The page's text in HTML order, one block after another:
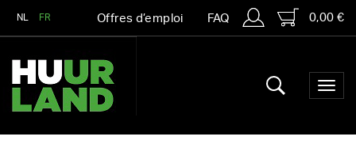
NL FR Offres d’emploi FAQ 0,00 €